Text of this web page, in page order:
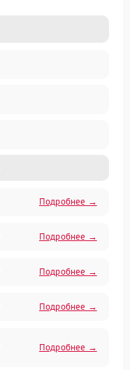
Подробнее →
Подробнее →
Подробнее →
Подробнее →
Подробнее →